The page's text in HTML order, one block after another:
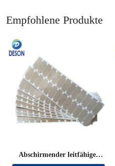
Empfohlene Produkte
Abschirmender leitfähiger